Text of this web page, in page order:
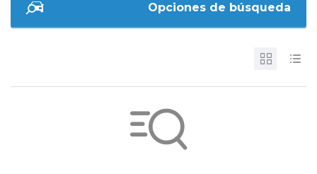
Opciones de búsqueda